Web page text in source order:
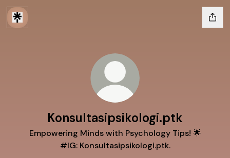
Konsultasipsikologi.ptk
Empowering Minds with Psychology Tips! 🌟
#IG: Konsultasipsikologi.ptk.